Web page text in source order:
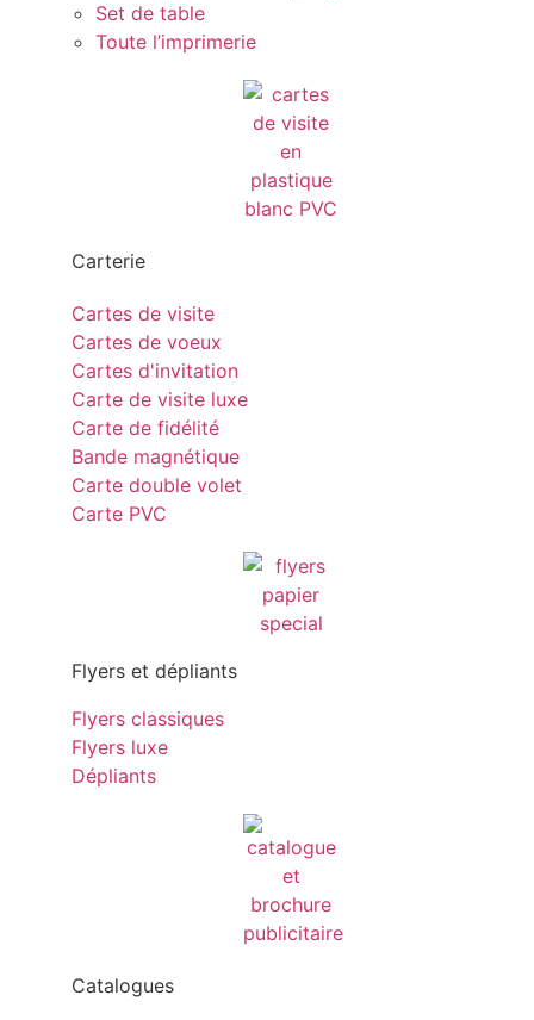
Set de table
Toute l’imprimerie
Carterie
Cartes de visite
Cartes de voeux
Cartes d'invitation
Carte de visite luxe
Carte de fidélité
Bande magnétique
Carte double volet
Carte PVC
Flyers et dépliants
Flyers classiques
Flyers luxe
Dépliants
Catalogues